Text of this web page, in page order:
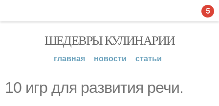
ШЕДЕВРЫ КУЛИНАРИИ
главная новости статьи
10 игр для развития речи.
5